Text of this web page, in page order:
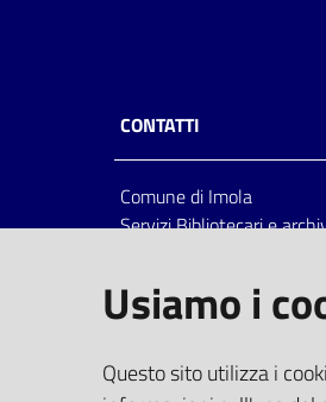
CONTATTI
Comune di Imola
Servizi Bibliotecari e
Italia
centralino: tel
bim@comune.imola.bo.it
PEC
Usiamo i
Questo sito utilizza i